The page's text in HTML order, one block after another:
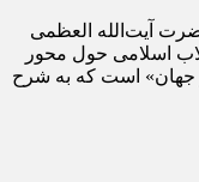
آیت‌الله العظمی
اسلامی حول محور
جهان» است که به شرح